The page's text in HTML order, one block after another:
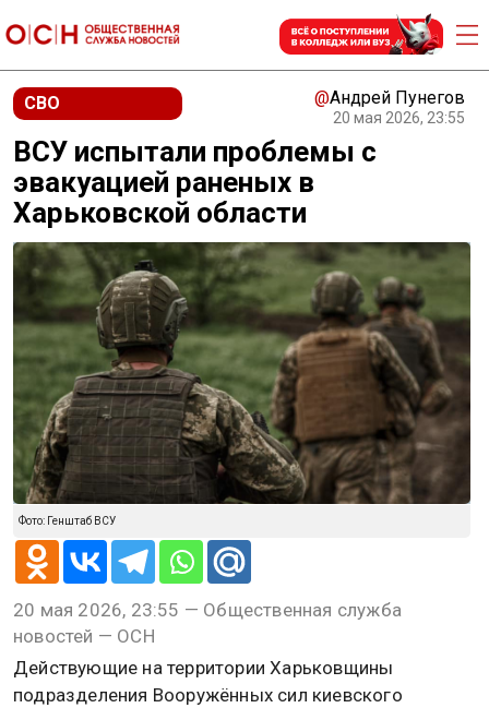
СВО @Андрей Пунегов
20 мая 2026, 23:55
ВСУ испытали проблемы с
эвакуацией раненых в
Харьковской области
Фото: Генштаб ВСУ
20 мая 2026, 23:55 — Общественная служба
новостей — ОСН
Действующие на территории Харьковщины
подразделения Вооружённых сил киевского